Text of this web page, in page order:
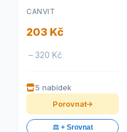
CANVIT
203 Kč
– 320 Kč
5 nabídek
Porovnat
⚖️ + Srovnat